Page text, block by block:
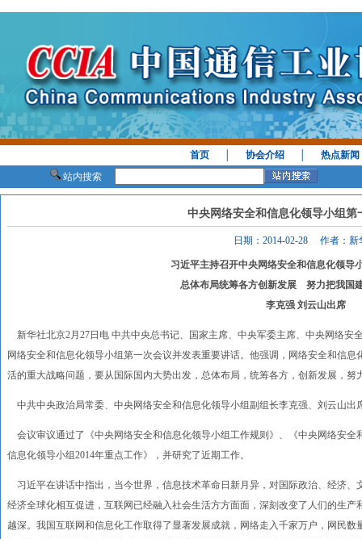
首页 │协会介绍 │热点新闻
站内搜索
中央网络安全和信息化领导小组第
日期：2014-02-28 作者：新
习近平主持召开中央网络安全和信息化领导
总体布局统筹各方创新发展 努力把我国
李克强 刘云山出席
新华社北京2月27日电 中共中央总书记、国家主席、中央军委主席、中央网络安
网络安全和信息化领导小组第一次会议并发表重要讲话。他强调，网络安全和信
活的重大战略问题，要从国际国内大势出发，总体布局，统筹各方，创新发展，努
中共中央政治局常委、中央网络安全和信息化领导小组副组长李克强、刘云山出
会议审议通过了《中央网络安全和信息化领导小组工作规则》、《中央网络安
信息化领导小组2014年重点工作》，并研究了近期工作。
习近平在讲话中指出，当今世界，信息技术革命日新月异，对国际政治、经济
经济全球化相互促进，互联网已经融入社会生活方方面面，深刻改变了人们的生
越深。我国互联网和信息化工作取得了显著发展成就，网络走入千家万户，网民